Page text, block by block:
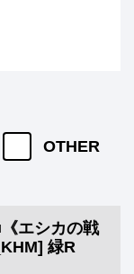
OTHER
エシカの戦
緑R